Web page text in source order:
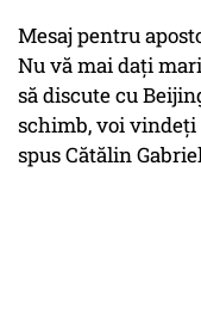
Mesaj pentru
Nu vă mai dați
să discute cu
schimb, voi vindeți
spus Cătălin